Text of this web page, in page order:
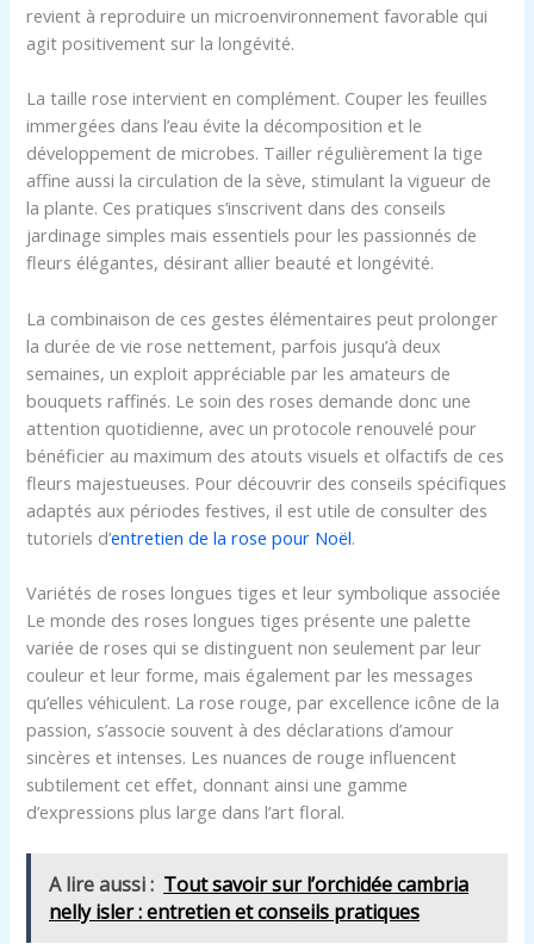
revient à reproduire un microenvironnement favorable qui
agit positivement sur la longévité.
La taille rose intervient en complément. Couper les feuilles
immergées dans l’eau évite la décomposition et le
développement de microbes. Tailler régulièrement la tige
affine aussi la circulation de la sève, stimulant la vigueur de
la plante. Ces pratiques s’inscrivent dans des conseils
jardinage simples mais essentiels pour les passionnés de
fleurs élégantes, désirant allier beauté et longévité.
La combinaison de ces gestes élémentaires peut prolonger
la durée de vie rose nettement, parfois jusqu’à deux
semaines, un exploit appréciable par les amateurs de
bouquets raffinés. Le soin des roses demande donc une
attention quotidienne, avec un protocole renouvelé pour
bénéficier au maximum des atouts visuels et olfactifs de ces
fleurs majestueuses. Pour découvrir des conseils spécifiques
adaptés aux périodes festives, il est utile de consulter des
tutoriels d’entretien de la rose pour Noël.
Variétés de roses longues tiges et leur symbolique associée
Le monde des roses longues tiges présente une palette
variée de roses qui se distinguent non seulement par leur
couleur et leur forme, mais également par les messages
qu’elles véhiculent. La rose rouge, par excellence icône de la
passion, s’associe souvent à des déclarations d’amour
sincères et intenses. Les nuances de rouge influencent
subtilement cet effet, donnant ainsi une gamme
d’expressions plus large dans l’art floral.
A lire aussi : Tout savoir sur l’orchidée cambria
nelly isler : entretien et conseils pratiques